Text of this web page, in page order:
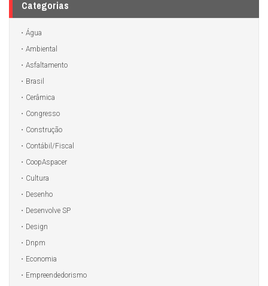
Categorias
Água
Ambiental
Asfaltamento
Brasil
Cerâmica
Congresso
Construção
Contábil/Fiscal
CoopAspacer
Cultura
Desenho
Desenvolve SP
Design
Dnpm
Economia
Empreendedorismo